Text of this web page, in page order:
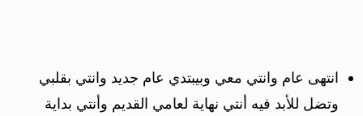
انتهى عام وانتي معي وبيبتدي عام جديد وانتي بقلبي
وتضل للأبد فيه أنتي نهاية لعامي القديم وأنتي بداية